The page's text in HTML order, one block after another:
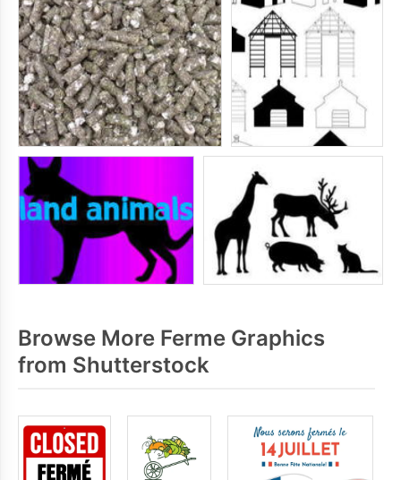
Browse More Ferme Graphics
from Shutterstock